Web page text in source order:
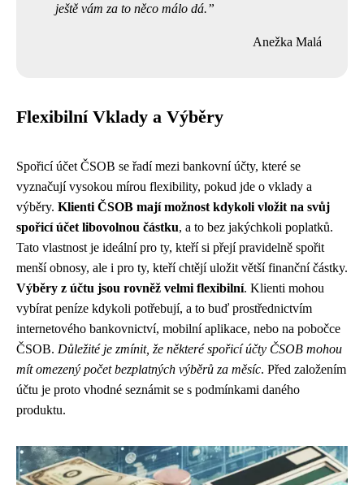
ještě vám za to něco málo dá.
Anežka Malá
Flexibilní Vklady a Výběry
Spořicí účet ČSOB se řadí mezi bankovní účty, které se
vyznačují vysokou mírou flexibility, pokud jde o vklady a
výběry. Klienti ČSOB mají možnost kdykoli vložit na svůj
spořicí účet libovolnou částku, a to bez jakýchkoli poplatků.
Tato vlastnost je ideální pro ty, kteří si přejí pravidelně spořit
menší obnosy, ale i pro ty, kteří chtějí uložit větší finanční částky.
Výběry z účtu jsou rovněž velmi flexibilní. Klienti mohou
vybírat peníze kdykoli potřebují, a to buď prostřednictvím
internetového bankovnictví, mobilní aplikace, nebo na pobočce
ČSOB. Důležité je zmínit, že některé spořicí účty ČSOB mohou
mít omezený počet bezplatných výběrů za měsíc. Před založením
účtu je proto vhodné seznámit se s podmínkami daného
produktu.